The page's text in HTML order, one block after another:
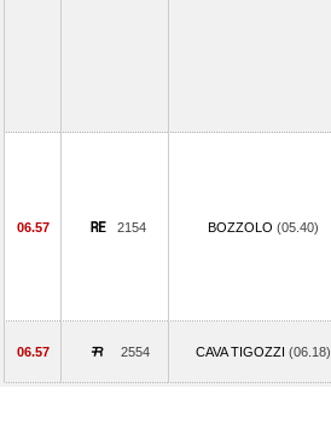
06.57 2154 BOZZOLO (05.40)
06.57 2554 CAVA TIGOZZI (06.18)